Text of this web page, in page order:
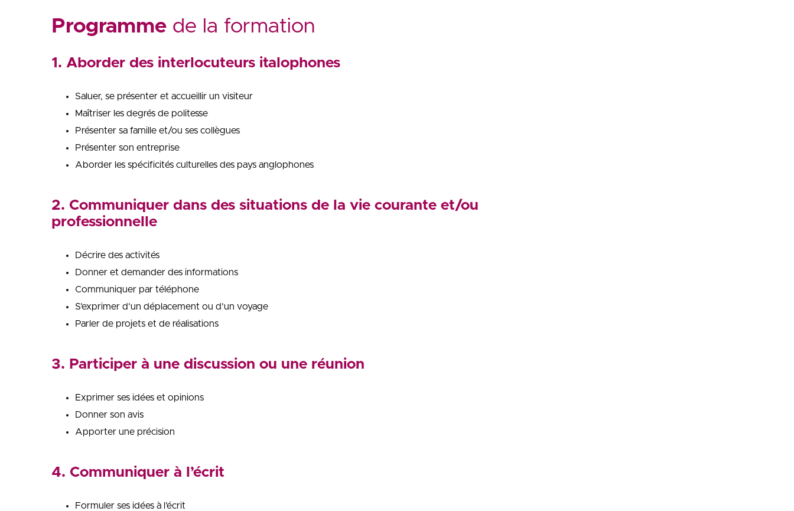
Programme de la formation
1. Aborder des interlocuteurs italophones
Saluer, se présenter et accueillir un visiteur
Maîtriser les degrés de politesse
Présenter sa famille et/ou ses collègues
Présenter son entreprise
Aborder les spécificités culturelles des pays anglophones
2. Communiquer dans des situations de la vie courante et/ou
professionnelle
Décrire des activités
Donner et demander des informations
Communiquer par téléphone
S’exprimer d’un déplacement ou d’un voyage
Parler de projets et de réalisations
3. Participer à une discussion ou une réunion
Exprimer ses idées et opinions
Donner son avis
Apporter une précision
4. Communiquer à l’écrit
Formuler ses idées à l’écrit